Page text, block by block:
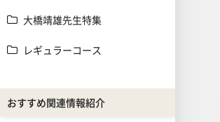
大橋靖雄先生特集
レギュラーコース
おすすめ関連情報紹介